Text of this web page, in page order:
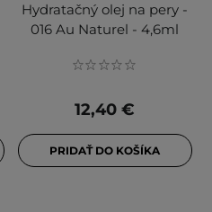
Hydratačný olej na pery -
016 Au Naturel - 4,6ml
12,40 €
PRIDAŤ DO KOŠÍKA